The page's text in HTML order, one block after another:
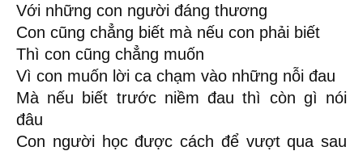
Với những con người đáng thương
Con cũng chẳng biết mà nếu con phải biết
Thì con cũng chẳng muốn
Vì con muốn lời ca chạm vào những nỗi đau
Mà nếu biết trước niềm đau thì còn gì nói
đâu
Con người học được cách để vượt qua sau